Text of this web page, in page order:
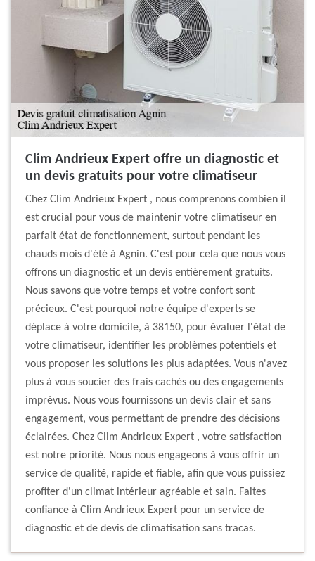
Clim Andrieux Expert offre un diagnostic et
un devis gratuits pour votre climatiseur
Chez Clim Andrieux Expert , nous comprenons combien il
est crucial pour vous de maintenir votre climatiseur en
parfait état de fonctionnement, surtout pendant les
chauds mois d'été à Agnin. C'est pour cela que nous vous
offrons un diagnostic et un devis entièrement gratuits.
Nous savons que votre temps et votre confort sont
précieux. C'est pourquoi notre équipe d'experts se
déplace à votre domicile, à 38150, pour évaluer l'état de
votre climatiseur, identifier les problèmes potentiels et
vous proposer les solutions les plus adaptées. Vous n'avez
plus à vous soucier des frais cachés ou des engagements
imprévus. Nous vous fournissons un devis clair et sans
engagement, vous permettant de prendre des décisions
éclairées. Chez Clim Andrieux Expert , votre satisfaction
est notre priorité. Nous nous engageons à vous offrir un
service de qualité, rapide et fiable, afin que vous puissiez
profiter d'un climat intérieur agréable et sain. Faites
confiance à Clim Andrieux Expert pour un service de
diagnostic et de devis de climatisation sans tracas.